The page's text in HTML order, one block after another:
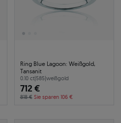
Ring Blue Lagoon: Weißgold,
Tansanit
0.10 ct|585|weißgold
712 €
818 € Sie sparen 106 €